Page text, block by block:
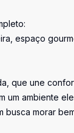
espaço
que une
um ambiente
busca morar